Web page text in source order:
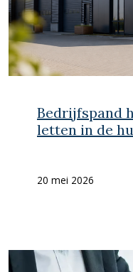
Bedrijfspand
letten in de
20 mei 2026